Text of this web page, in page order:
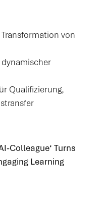
von
Qualifizierung,
Colleague‘ Turns
Learning